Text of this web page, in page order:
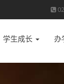
学生成长 办